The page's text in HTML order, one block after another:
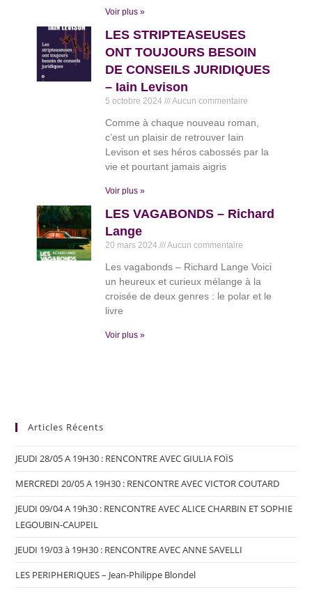
Voir plus »
LES STRIPTEASEUSES
ONT TOUJOURS BESOIN
DE CONSEILS JURIDIQUES
– Iain Levison
5 octobre 2024 Aucun commentaire
Comme à chaque nouveau roman,
c’est un plaisir de retrouver Iain
Levison et ses héros cabossés par la
vie et pourtant jamais aigris
Voir plus »
LES VAGABONDS – Richard
Lange
20 mars 2024 Aucun commentaire
Les vagabonds – Richard Lange Voici
un heureux et curieux mélange à la
croisée de deux genres : le polar et le
livre
Voir plus »
Articles Récents
JEUDI 28/05 A 19H30 : RENCONTRE AVEC GIULIA FOÏS
MERCREDI 20/05 A 19H30 : RENCONTRE AVEC VICTOR COUTARD
JEUDI 09/04 A 19h30 : RENCONTRE AVEC ALICE CHARBIN ET SOPHIE
LEGOUBIN-CAUPEIL
JEUDI 19/03 à 19H30 : RENCONTRE AVEC ANNE SAVELLI
LES PERIPHERIQUES – Jean-Philippe Blondel